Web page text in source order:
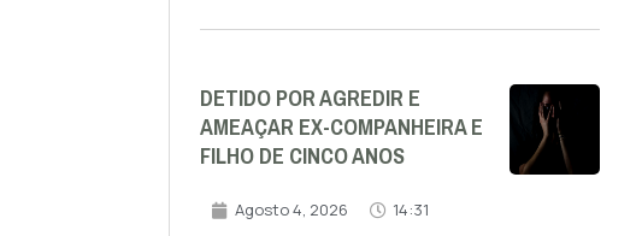
DETIDO POR AGREDIR E
AMEAÇAR EX-COMPANHEIRA E
FILHO DE CINCO ANOS
Agosto 4, 2026 14:31